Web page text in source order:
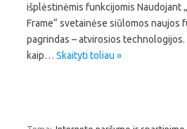
išplėstinėmis funkcijomis Naudojant
Frame“ svetainėse siūlomos naujos
pagrindas – atvirosios
kaip… Skaityti toliau »